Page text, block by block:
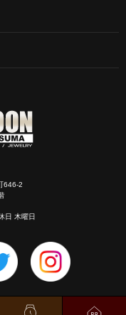
646-2
木曜日